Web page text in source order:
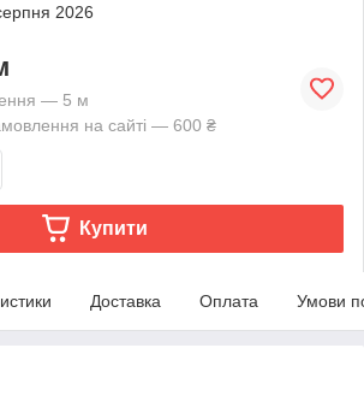
2026
— 5 м
на сайті — 600 ₴
Купити
Доставка Оплата Умови